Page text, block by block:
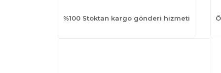
%100 Stoktan kargo gönderi hizmeti